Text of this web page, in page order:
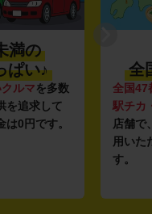
満の
ぱい♪
ルマを多数
を追求して
0円です。
全
全国47
駅チカ
店舗で
用いた
す。